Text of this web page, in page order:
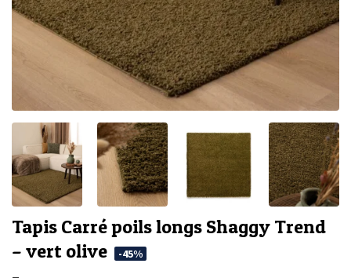
Tapis Carré poils longs Shaggy Trend
– vert olive
-45%